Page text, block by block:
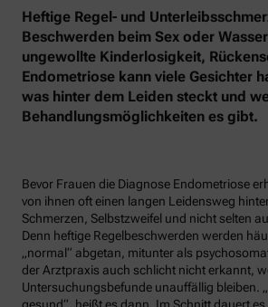
Heftige Regel- und
Beschwerden beim Sex oder
ungewollte Kinderlosigkeit,
Endometriose kann viele Gesichter
was hinter dem Leiden steckt und
Behandlungsmöglichkeiten es gibt.
Bevor Frauen die Diagnose Endometriose
von ihnen oft einen langen Leidensweg
Schmerzen, Selbstzweifel und nicht selten
Denn heftige Regelbeschwerden werden
„normal“ abgetan, mitunter als
der Arztpraxis auch schlicht nicht erkannt,
Untersuchungsbefunde unauffällig bleiben.
gesund“, heißt es dann. Im Schnitt dauert